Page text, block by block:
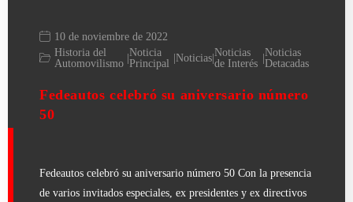
10 de noviembre de 2022
Historia del
Automovilismo
Noticia
Principal Noticias| Noticias
de Interés
|Noticias
Detacadas
Fedeautos celebró su aniversario número
50
Fedeautos celebró su aniversario número 50 Con la presencia
de varios invitados especiales, ex presidentes y ex directivos